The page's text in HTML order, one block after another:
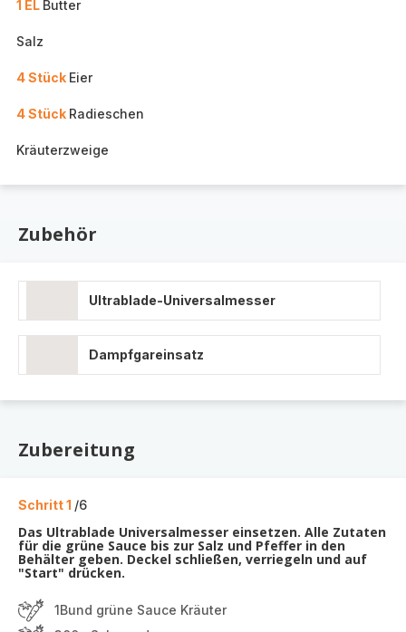
1 EL Butter
Salz
4 Stück Eier
4 Stück Radieschen
Kräuterzweige
Zubehör
Ultrablade-Universalmesser
Dampfgareinsatz
Zubereitung
Schritt 1 /6
Das Ultrablade Universalmesser einsetzen. Alle Zutaten
für die grüne Sauce bis zur Salz und Pfeffer in den
Behälter geben. Deckel schließen, verriegeln und auf
"Start" drücken.
1Bund grüne Sauce Kräuter